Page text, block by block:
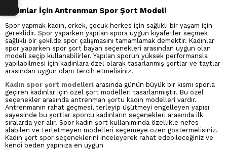
Kadınlar İçin Antrenman Spor Şort Modeli
Spor yapmak kadın, erkek, çocuk herkes için sağlıklı bir yaşam için
gereklidir. Spor yaparken yapılan spora uygun kıyafetler seçmek
sağlıklı bir şekilde spor çalışmasını tamamlamak demektir. Kadınlar
spor yaparken spor şort bayan seçenekleri arasından uygun olan
modeli seçip kullanabilirler. Yapılan sporun yüksek performansla
yapılabilmesi için kadınlara özel olarak tasarlanmış şortlar ve taytlar
arasından uygun olanı tercih etmelisiniz.
Kadın spor şort modelleri arasında günün büyük bir kısmı sporla
geçiren kadınlar için özel şort modelleri tasarlanmıştır. Bu özel
seçenekler arasında antrenman şortu kadın modelleri vardır.
Antrenmanın rahat geçmesi, terleyip üşütmeyi engelleyen yapısı
sayesinde bu şortlar sporcu kadınların seçenekleri arasında ilk
sıralarda yer alır. Spor kadın şort kullanımında özellikle nefes
alabilen ve terletmeyen modelleri seçemeye özen göstermelisiniz.
Kadın şort spor seçeneklerini inceleyerek rahat edebileceğiniz ve
kendi beden yapınıza en uygun